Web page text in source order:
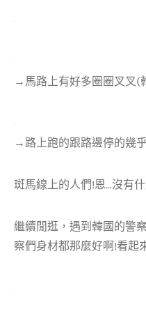
→馬路上有好多圈圈叉叉(
→路上跑的跟路邊停的幾
斑馬線上的人們!恩…沒有
繼續閒逛，遇到韓國的警
察們身材都那麼好啊!看起